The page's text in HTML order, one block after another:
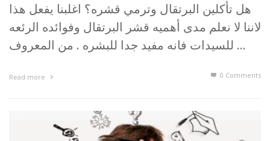
هل تأكلين البرتقال وترمي قشره؟ اغلبنا يفعل هذا
لاننا لا نعلم مدى أهميه قشر البرتقال وفوائده الرئعه
للسيدات فانه مفيد جدا للبشره . من المعروف …
Read more 0 Comments